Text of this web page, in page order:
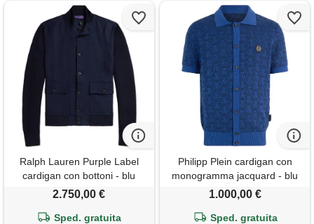
Ralph Lauren Purple Label
cardigan con bottoni - blu
2.750,00 €
Sped. gratuita
Philipp Plein cardigan con
monogramma jacquard - blu
1.000,00 €
Sped. gratuita